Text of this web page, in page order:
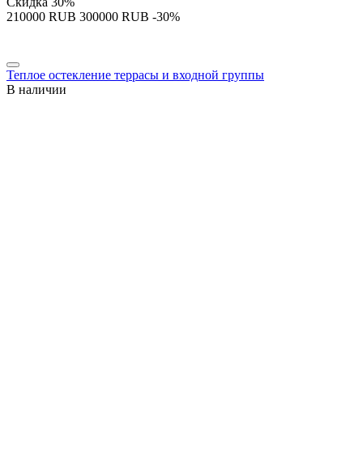
‍210000‍ RUB ‍300000‍ RUB -30%
Теплое остекление террасы и входной группы
В наличии